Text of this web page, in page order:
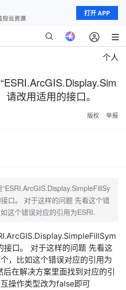
打开 APP
个人
请改用适用的接口。
版权 举报
口。 对于这样的问题 先看这个错
这个错误对应的引用为ESRI.
接口。 对于这样的问题 先看这
，比如这个错误对应的引用为
在解决方案里面找到对应的引
操作类型改为false即可